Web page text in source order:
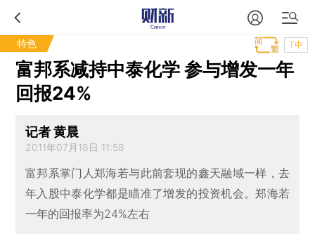
特色 T中
富邦系减持中泰化学 参与增发一年
回报24%
记者 黄晨
2011年07月18日 11:58
富邦系掌门人郑海若与此前套现的鑫天融域一样，去
年入股中泰化学都是瞄准了增发的投资机会。郑海若
一年的回报率为24%左右